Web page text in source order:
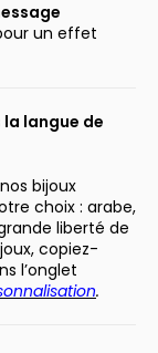
un effet
langue de
bijoux
choix : arabe,
liberté de
copiez-
l’onglet
.